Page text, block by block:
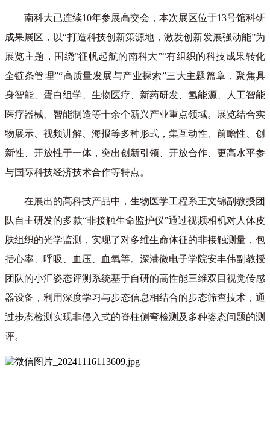
南科大已连续10年参展高交会，本次展区位于13号馆科研
成果展区，以“打造科技创新策源地，激发创新发展强动能”为
展览主题，围绕“征帆起航的南科大”“有组织的科技成果转化
全链条管理”“高质量发展与产业探索”三大主题篇章，聚焦具
身智能、蛋白组学、生物医疗、新药研发、氢能源、人工智能
医疗器械、智能制造等十余个新兴产业重点领域。展览结合实
物展示、视频讲解、海报等多种形式，集互动性、前瞻性、创
新性、开放性于一体，突出创新引领、开放合作、更高水平参
与国际科技经济技术合作等特点。
在展出的高科技产品中，生物医学工程系王文锦副教授团
队自主研发的多款“非接触生命监护仪”通过视频相机对人体皮
肤组织的光学监测，实现了对多维生命体征的非接触测量，包
括心率、呼吸、血压、血氧等。深港微电子学院安丰伟副教授
团队的小汇姿态评测系统基于自研的高性能三维双目视觉传感
器设备，利用深度学习与步态信息相结合的步态筛查技术，通
过步态检测实现非侵入式的脊柱侧弯检测及多种姿态问题的测
评。